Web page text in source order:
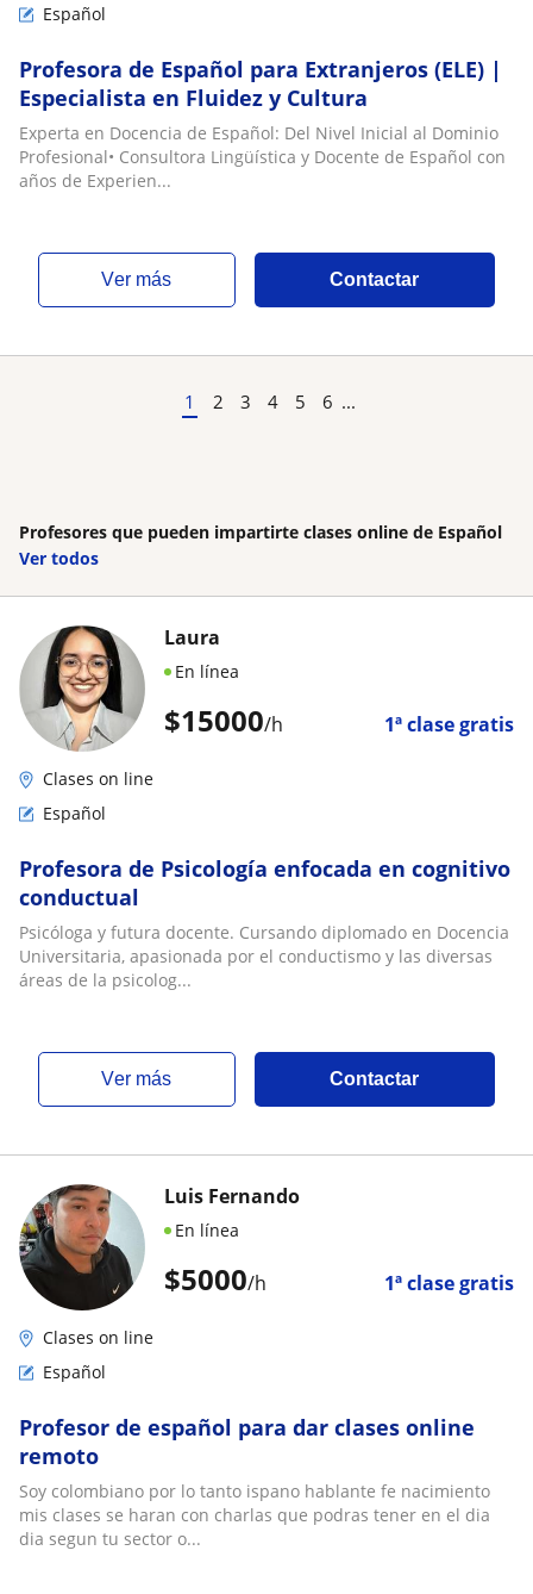
Español
Profesora de Español para Extranjeros (ELE) |
Especialista en Fluidez y Cultura
Experta en Docencia de Español: Del Nivel Inicial al Dominio
Profesional• Consultora Lingüística y Docente de Español con
años de Experien...
ver más Contactar
1 2 3 4 5 6 ...
Profesores que pueden impartirte clases online de Español
Ver todos
$15000/h 1ª clase gratis
Laura
En línea
Clases on line
Español
Profesora de Psicología enfocada en cognitivo
conductual
Psicóloga y futura docente. Cursando diplomado en Docencia
Universitaria, apasionada por el conductismo y las diversas
áreas de la psicolog...
ver más Contactar
$5000/h 1ª clase gratis
Luis Fernando
En línea
Clases on line
Español
Profesor de español para dar clases online
remoto
Soy colombiano por lo tanto ispano hablante fe nacimiento
mis clases se haran con charlas que podras tener en el dia
dia segun tu sector o...